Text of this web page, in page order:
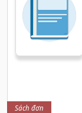
Sách đơn